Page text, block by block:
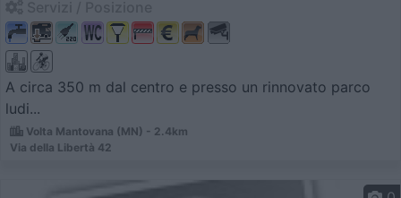
A circa 350 m dal centro e presso un rinnovato parco
ludi...
Volta Mantovana (MN) - 2.4km
Via della Libertà 42